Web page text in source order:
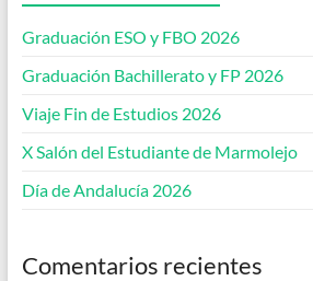
Graduación ESO y FBO 2026
Graduación Bachillerato y FP 2026
Viaje Fin de Estudios 2026
X Salón del Estudiante de Marmolejo
Día de Andalucía 2026
Comentarios recientes